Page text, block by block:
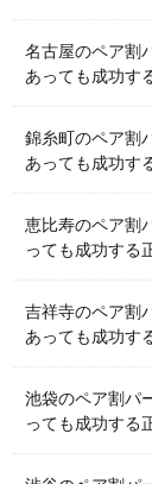
名古屋のペア割
あっても成功す
錦糸町のペア割
あっても成功す
恵比寿のペア割
っても成功する
吉祥寺のペア割
あっても成功す
池袋のペア割パ
っても成功する